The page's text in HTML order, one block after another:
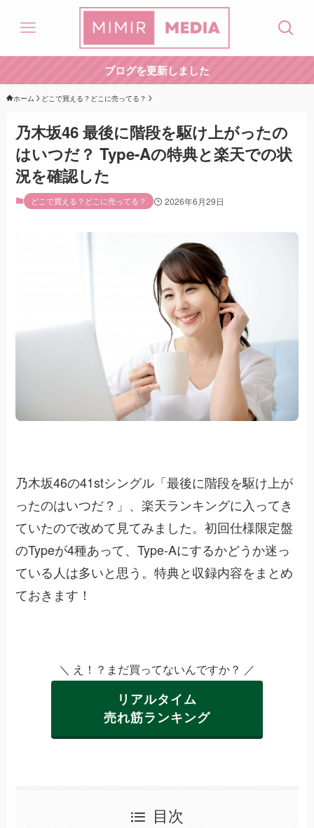
ブログを更新しました
ホーム どこで買える？どこに売ってる？
乃木坂46 最後に階段を駆け上がったの
はいつだ？ Type-Aの特典と楽天での状
況を確認した
どこで買える？どこに売ってる？ 2026年6月29日
乃木坂46の41stシングル「最後に階段を駆け上が
ったのはいつだ？」、楽天ランキングに入ってき
ていたので改めて見てみました。初回仕様限定盤
のTypeが4種あって、Type-Aにするかどうか迷っ
ている人は多いと思う。特典と収録内容をまとめ
ておきます！
＼ え！？まだ買ってないんですか？ ／
リアルタイム
売れ筋ランキング
目次